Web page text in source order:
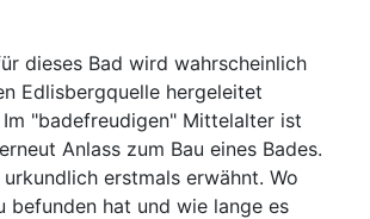
dieses Bad wird wahrscheinlich
Edlisbergquelle hergeleitet
"badefreudigen" Mittelalter ist
Anlass zum Bau eines Bades.
erstmals erwähnt. Wo
befunden hat und wie lange es